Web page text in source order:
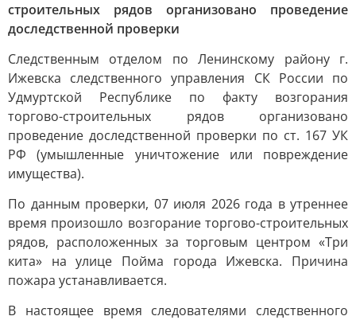
строительных рядов организовано проведение
доследственной проверки
Следственным отделом по Ленинскому району г.
Ижевска следственного управления СК России по
Удмуртской Республике по факту возгорания
торгово-строительных рядов организовано
проведение доследственной проверки по ст. 167 УК
РФ (умышленные уничтожение или повреждение
имущества).
По данным проверки, 07 июля 2026 года в утреннее
время произошло возгорание торгово-строительных
рядов, расположенных за торговым центром «Три
кита» на улице Пойма города Ижевска. Причина
пожара устанавливается.
В настоящее время следователями следственного